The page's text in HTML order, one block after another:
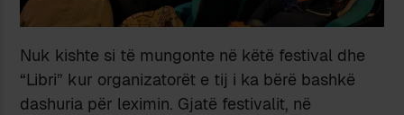
Nuk kishte si të mungonte në këtë festival dhe
“Libri” kur organizatorët e tij i ka bërë bashkë
dashuria për leximin. Gjatë festivalit, në